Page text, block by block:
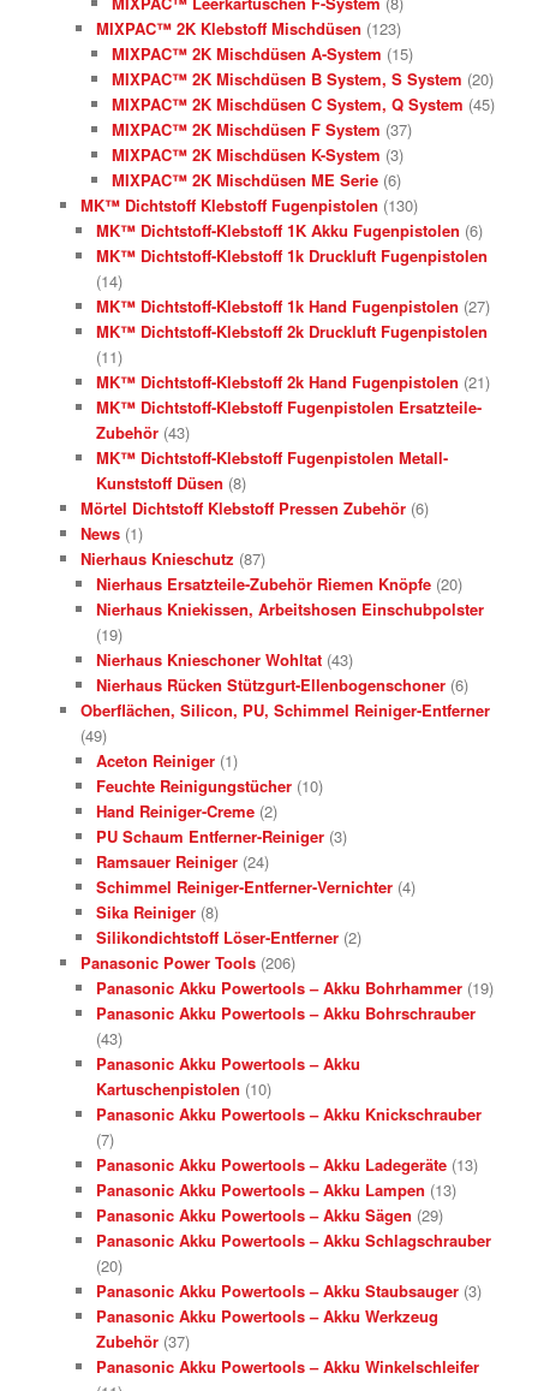
MIXPAC™ 2K Klebstoff Mischdüsen (123)
MIXPAC™ 2K Mischdüsen A-System (15)
MIXPAC™ 2K Mischdüsen B System, S System (20)
MIXPAC™ 2K Mischdüsen C System, Q System (45)
MIXPAC™ 2K Mischdüsen F System (37)
MIXPAC™ 2K Mischdüsen K-System (3)
MIXPAC™ 2K Mischdüsen ME Serie (6)
MK™ Dichtstoff Klebstoff Fugenpistolen (130)
MK™ Dichtstoff-Klebstoff 1K Akku Fugenpistolen (6)
MK™ Dichtstoff-Klebstoff 1k Druckluft Fugenpistolen
(14)
MK™ Dichtstoff-Klebstoff 1k Hand Fugenpistolen (27)
MK™ Dichtstoff-Klebstoff 2k Druckluft Fugenpistolen
(11)
MK™ Dichtstoff-Klebstoff 2k Hand Fugenpistolen (21)
MK™ Dichtstoff-Klebstoff Fugenpistolen Ersatzteile-
Zubehör (43)
MK™ Dichtstoff-Klebstoff Fugenpistolen Metall-
Kunststoff Düsen (8)
Mörtel Dichtstoff Klebstoff Pressen Zubehör (6)
News (1)
Nierhaus Knieschutz (87)
Nierhaus Ersatzteile-Zubehör Riemen Knöpfe (20)
Nierhaus Kniekissen, Arbeitshosen Einschubpolster
(19)
Nierhaus Knieschoner Wohltat (43)
Nierhaus Rücken Stützgurt-Ellenbogenschoner (6)
Oberflächen, Silicon, PU, Schimmel Reiniger-Entferner
(49)
Aceton Reiniger (1)
Feuchte Reinigungstücher (10)
Hand Reiniger-Creme (2)
PU Schaum Entferner-Reiniger (3)
Ramsauer Reiniger (24)
Schimmel Reiniger-Entferner-Vernichter (4)
Sika Reiniger (8)
Silikondichtstoff Löser-Entferner (2)
Panasonic Power Tools (206)
Panasonic Akku Powertools – Akku Bohrhammer (19)
Panasonic Akku Powertools – Akku Bohrschrauber
(43)
Panasonic Akku Powertools – Akku
Kartuschenpistolen (10)
Panasonic Akku Powertools – Akku Knickschrauber
(7)
Panasonic Akku Powertools – Akku Ladegeräte (13)
Panasonic Akku Powertools – Akku Lampen (13)
Panasonic Akku Powertools – Akku Sägen (29)
Panasonic Akku Powertools – Akku Schlagschrauber
(20)
Panasonic Akku Powertools – Akku Staubsauger (3)
Panasonic Akku Powertools – Akku Werkzeug
Zubehör (37)
Panasonic Akku Powertools – Akku Winkelschleifer